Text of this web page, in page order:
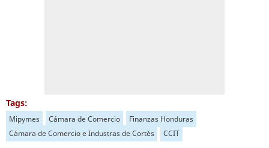
Tags:
Mipymes Cámara de Comercio
Finanzas Honduras
Cámara de Comercio e Industras de Cortés
CCIT